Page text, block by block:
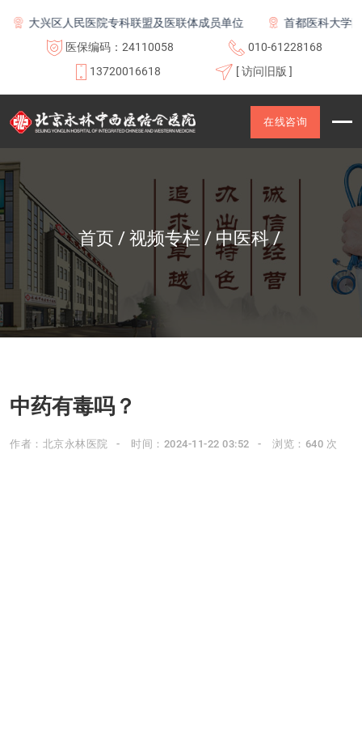
大兴区人民医院专科联盟及医联体成员单位
首都医科大学附
医保编码：24110058
010-61228168
13720016618
[ 访问旧版 ]
在线咨询
首页 视频专栏 中医科
中药有毒吗？
作者：北京永林医院 时间：2024-11-22 03:52 浏览：640 次